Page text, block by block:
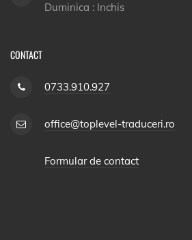
Duminica : Inchis
CONTACT
0733.910.927
office@toplevel-traduceri.ro
Formular de contact